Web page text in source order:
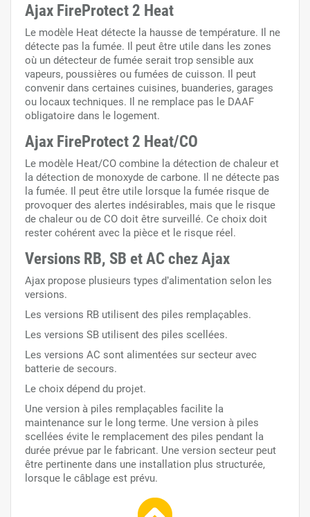
Ajax FireProtect 2 Heat
Le modèle Heat détecte la hausse de température. Il ne
détecte pas la fumée. Il peut être utile dans les zones
où un détecteur de fumée serait trop sensible aux
vapeurs, poussières ou fumées de cuisson. Il peut
convenir dans certaines cuisines, buanderies, garages
ou locaux techniques. Il ne remplace pas le DAAF
obligatoire dans le logement.
Ajax FireProtect 2 Heat/CO
Le modèle Heat/CO combine la détection de chaleur et
la détection de monoxyde de carbone. Il ne détecte pas
la fumée. Il peut être utile lorsque la fumée risque de
provoquer des alertes indésirables, mais que le risque
de chaleur ou de CO doit être surveillé. Ce choix doit
rester cohérent avec la pièce et le risque réel.
Versions RB, SB et AC chez Ajax
Ajax propose plusieurs types d’alimentation selon les
versions.
Les versions RB utilisent des piles remplaçables.
Les versions SB utilisent des piles scellées.
Les versions AC sont alimentées sur secteur avec
batterie de secours.
Le choix dépend du projet.
Une version à piles remplaçables facilite la
maintenance sur le long terme. Une version à piles
scellées évite le remplacement des piles pendant la
durée prévue par le fabricant. Une version secteur peut
être pertinente dans une installation plus structurée,
lorsque le câblage est prévu.